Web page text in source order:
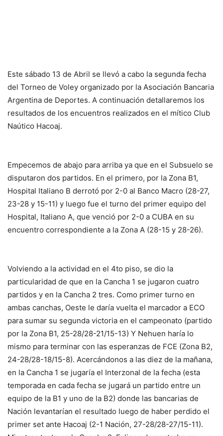
Este sábado 13 de Abril se llevó a cabo la segunda fecha
del Torneo de Voley organizado por la Asociación Bancaria
Argentina de Deportes. A continuación detallaremos los
resultados de los encuentros realizados en el mítico Club
Naútico Hacoaj.
Empecemos de abajo para arriba ya que en el Subsuelo se
disputaron dos partidos. En el primero, por la Zona B1,
Hospital Italiano B derrotó por 2-0 al Banco Macro (28-27,
23-28 y 15-11) y luego fue el turno del primer equipo del
Hospital, Italiano A, que venció por 2-0 a CUBA en su
encuentro correspondiente a la Zona A (28-15 y 28-26).
Volviendo a la actividad en el 4to piso, se dio la
particularidad de que en la Cancha 1 se jugaron cuatro
partidos y en la Cancha 2 tres. Como primer turno en
ambas canchas, Oeste le daría vuelta el marcador a ECO
para sumar su segunda victoria en el campeonato (partido
por la Zona B1, 25-28/28-21/15-13) Y Nehuen haría lo
mismo para terminar con las esperanzas de FCE (Zona B2,
24-28/28-18/15-8). Acercándonos a las diez de la mañana,
en la Cancha 1 se jugaría el Interzonal de la fecha (esta
temporada en cada fecha se jugará un partido entre un
equipo de la B1 y uno de la B2) donde las bancarias de
Nación levantarían el resultado luego de haber perdido el
primer set ante Hacoaj (2-1 Nación, 27-28/28-27/15-11).